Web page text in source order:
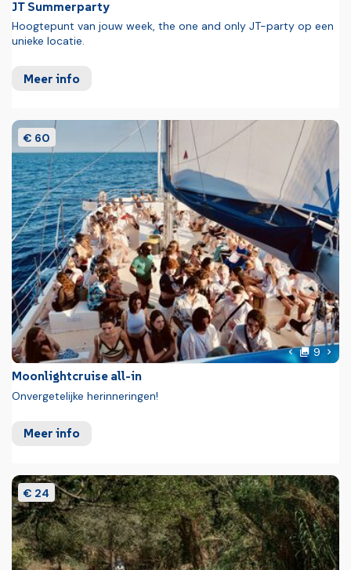
Bar aan zwembad
Gameroom
Zwembad
Ligstoelen
Parasols
Animatie
Goed om weten
Toeristenbelasting: voor deelnemers met leeftijd vanaf 16
jaar circa 1,00 € per persoon per nacht (ter plekke te
betalen, verplicht)
JT Summerparty
Hoogtepunt van jouw week, the one and only JT-party op een
unieke locatie.
Meer info
Moonlightcruise all-in
Onvergetelijke herinneringen!
Meer info
€ 60
Vorige foto
9
€ 24